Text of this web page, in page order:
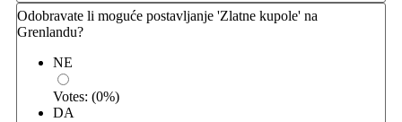
Odobravate li moguće postavljanje 'Zlatne kupole' na
Grenlandu?
NE
Votes: (0%)
DA